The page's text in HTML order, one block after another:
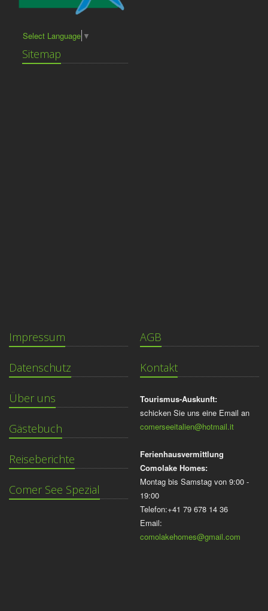
Select Language ▼
Sitemap
Impressum
Datenschutz
Über uns
Gästebuch
Reiseberichte
Comer See Spezial
AGB
Kontakt
Tourismus-Auskunft:
schicken Sie uns eine Email an
comerseeitalien@hotmail.it
Ferienhausvermittlung
Comolake Homes:
Montag bis Samstag von 9:00 -
19:00
Telefon:+41 79 678 14 36
Email:
comolakehomes@gmail.com